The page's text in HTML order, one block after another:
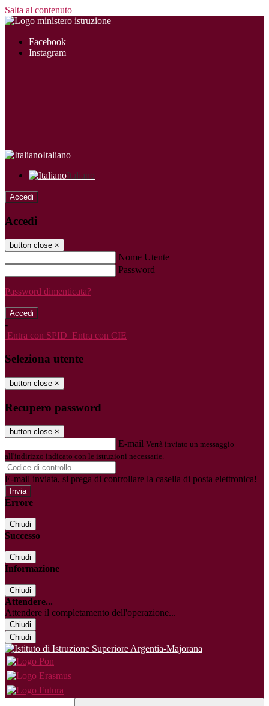
Salta al contenuto
Facebook
Instagram
Italiano
Italiano
Accedi
Accedi
button close ×
Nome Utente
Password
Password dimenticata?
-
Entra con SPID Entra con CIE
Seleziona utente
button close ×
Recupero password
button close ×
E-mail Verrà inviato un messaggio
all'indirizzo indicato con le istruzioni necessarie.
E-mail inviata, si prega di controllare la casella di posta elettronica!
Errore
Chiudi
Successo
Chiudi
Informazione
Chiudi
Attendere...
Attendere il completamento dell'operazione...
Chiudi
Chiudi